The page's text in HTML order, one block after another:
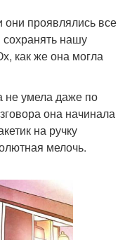
проявлялись все
сохранять нашу
как же она могла
не умела даже по
она начинала
на ручку
мелочь.